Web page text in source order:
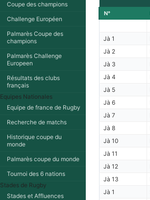
Coupe des champions
Challenge Européen
Palmarès Coupe des
champions
Palmarès Challenge
Europeen
Résultats des clubs
français
Equipes Nationales
Equipe de france de Rugby
Recherche de matchs
Historique coupe du
monde
Palmarès coupe du monde
Tournoi des 6 nations
Stades de Rugby
Stades et Affluences
N°
Jà 1
Jà 2
Jà 3
Jà 4
Jà 5
Jà 6
Jà 7
Jà 8
Jà 10
Jà 11
Jà 12
Jà 13
Jà 1